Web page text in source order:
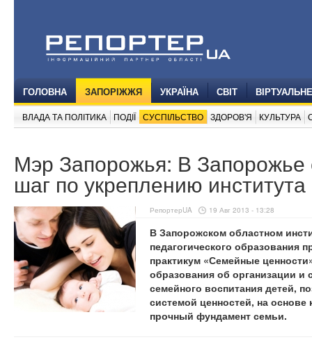
ГОЛОВНА ЗАПОРІЖЖЯ УКРАЇНА СВІТ
ВЛАДА ТА ПОЛІТИКА ПОДІЇ СУСПІЛЬСТВО ЗДОРОВ'Я КУЛЬТУРА
Мэр Запорожья: В
шаг по укреплению
РепортерUA 19 Авг 2013 - 13:28
В Запорожском областном
педагогического образования
практикум «Семейные
образования об организации
семейного воспитания детей,
системой ценностей, на
прочный фундамент семьи.